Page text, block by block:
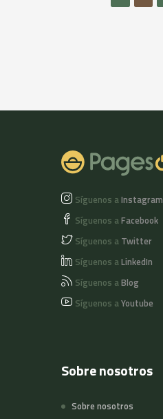
Síguenos aInstagram
Síguenos aFacebook
Síguenos a Twitter
Síguenos aLinkedIn
Síguenos aBlog
Síguenos aYoutube
Sobre nosotros
Sobre nosotros